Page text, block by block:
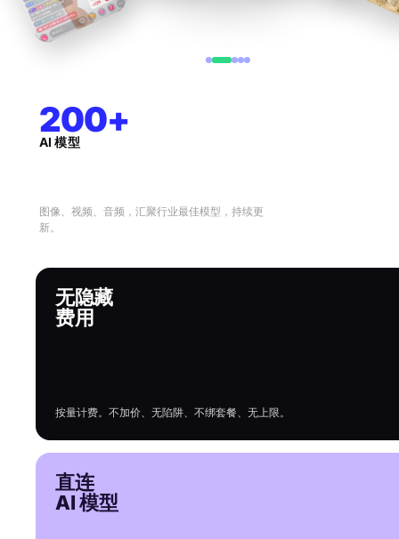
200+
AI 模型
图像、视频、音频，汇聚行业最佳模型，持续更
新。
无隐藏
费用
按量计费。不加价、无陷阱、不绑套餐、无上限。
直连
AI 模型